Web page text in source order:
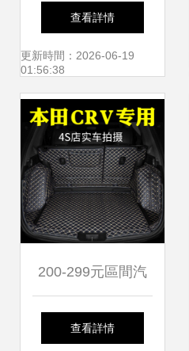
化與實用的完美結
合
查看詳情
更新時間：2026-06-19
01:56:38
200-299元區間汽
車后備箱墊選購指
查看詳情